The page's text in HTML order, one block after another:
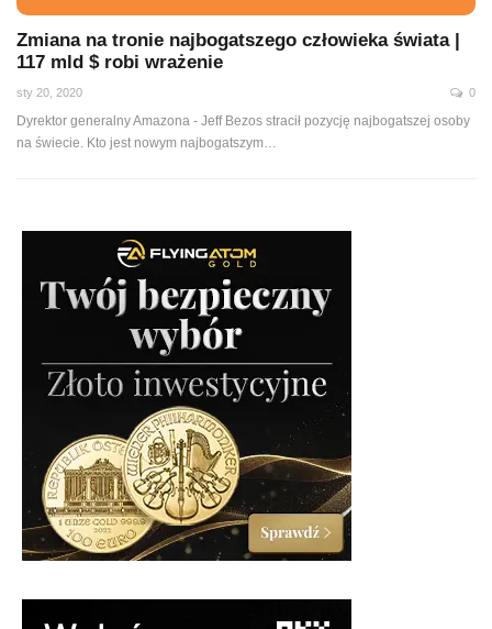
Zmiana na tronie najbogatszego człowieka świata |
117 mld $ robi wrażenie
sty 20, 2020 0
Dyrektor generalny Amazona - Jeff Bezos stracił pozycję najbogatszej osoby
na świecie. Kto jest nowym najbogatszym…